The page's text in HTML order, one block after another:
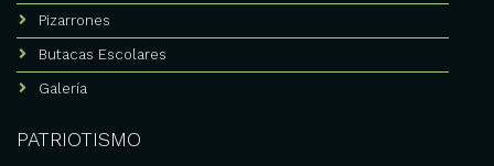
Pizarrones
Butacas Escolares
Galería
PATRIOTISMO